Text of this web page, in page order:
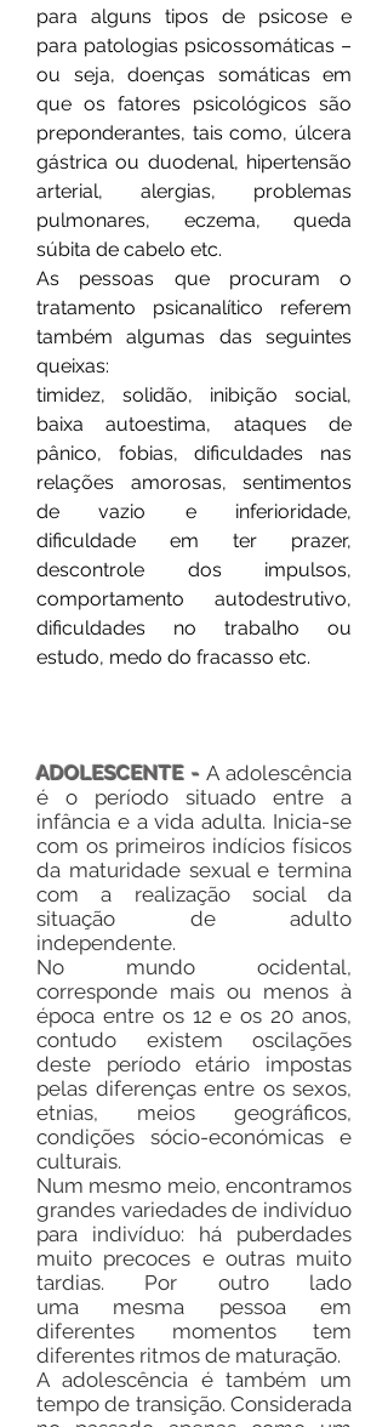
para alguns tipos de psicose e
para patologias psicossomáticas –
ou seja, doenças somáticas em
que os fatores psicológicos são
preponderantes, tais como, úlcera
gástrica ou duodenal, hipertensão
arterial, alergias, problemas
pulmonares, eczema, queda
súbita de cabelo etc.
As pessoas que procuram o
tratamento psicanalítico referem
também algumas das seguintes
queixas:
timidez, solidão, inibição social,
baixa autoestima, ataques de
pânico, fobias, dificuldades nas
relações amorosas, sentimentos
de vazio e inferioridade,
dificuldade em ter prazer,
descontrole dos impulsos,
comportamento autodestrutivo,
dificuldades no trabalho ou
estudo, medo do fracasso etc.
ADOLESCENTE -A adolescência
é o período situado entre a
infância e a vida adulta. Inicia-se
com os primeiros indícios físicos
da maturidade sexual e termina
com a realização social da
situação de adulto
independente.
No mundo ocidental,
corresponde mais ou menos à
época entre os 12 e os 20 anos,
contudo existem oscilações
deste período etário impostas
pelas diferenças entre os sexos,
etnias, meios geográficos,
condições sócio-económicas e
culturais.
Num mesmo meio, encontramos
grandes variedades de indivíduo
para indivíduo: há puberdades
muito precoces e outras muito
tardias. Por outro lado
uma mesma pessoa em
diferentes momentos tem
diferentes ritmos de maturação.
A adolescência é também um
tempo de transição. Considerada